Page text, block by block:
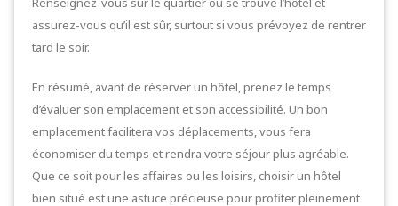
assurez-vous qu’il est sûr, surtout si vous prévoyez de rentrer
tard le soir.
En résumé, avant de réserver un hôtel, prenez le temps
d’évaluer son emplacement et son accessibilité. Un bon
emplacement facilitera vos déplacements, vous fera
économiser du temps et rendra votre séjour plus agréable.
Que ce soit pour les affaires ou les loisirs, choisir un hôtel
bien situé est une astuce précieuse pour profiter pleinement